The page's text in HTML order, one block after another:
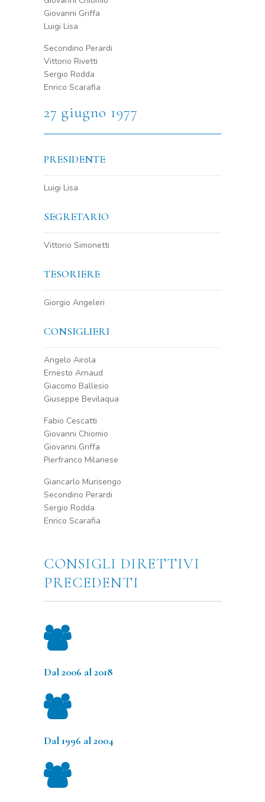
Giovanni Griffa
Luigi Lisa
Secondino Perardi
Vittorio Rivetti
Sergio Rodda
Enrico Scarafia
27 giugno 1977
PRESIDENTE
Luigi Lisa
SEGRETARIO
Vittorio Simonetti
TESORIERE
Giorgio Angeleri
CONSIGLIERI
Angelo Airola
Ernesto Arnaud
Giacomo Ballesio
Giuseppe Bevilaqua
Fabio Cescatti
Giovanni Chiomio
Giovanni Griffa
Pierfranco Milanese
Giancarlo Murisengo
Secondino Perardi
Sergio Rodda
Enrico Scarafia
CONSIGLI DIRETTIVI
PRECEDENTI
Dal 2006 al 2018
Dal 1996 al 2004